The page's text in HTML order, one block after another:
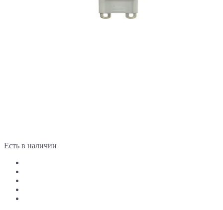
Есть в наличии